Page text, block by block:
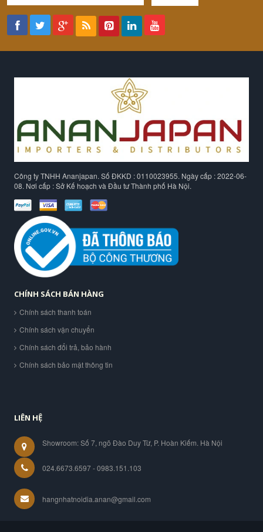
Công ty TNHH Ananjapan. Số ĐKKD : 0110023955. Ngày cấp : 2022-06-
08. Nơi cấp : Sở Kế hoạch và Đầu tư Thành phố Hà Nội.
CHÍNH SÁCH BÁN HÀNG
Chính sách thanh toán
Chính sách vận chuyển
Chính sách đổi trả, bảo hành
Chính sách bảo mật thông tin
LIÊN HỆ
Showroom: Số 7, ngõ Đào Duy Từ, P. Hoàn Kiếm. Hà Nội
024.6673.6597 - 0983.151.103
hangnhatnoidia.anan@gmail.com